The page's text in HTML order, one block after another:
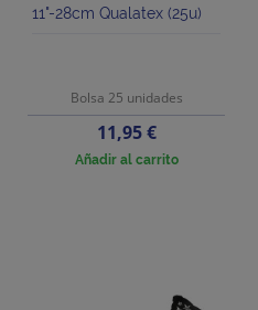
11"-28cm Qualatex (25u)
Bolsa 25 unidades
Precio
11,95 €
Añadir al carrito